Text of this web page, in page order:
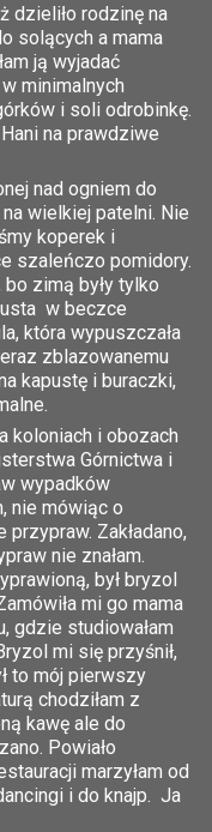
dzieliło rodzinę na
solących a mama
ją wyjadać
minimalnych
i soli odrobinkę.
na prawdziwe
nad ogniem do
wielkiej patelni. Nie
koperek i
szaleńczo pomidory.
bo zimą były tylko
w beczce
która wypuszczała
zblazowanemu
kapustę i buraczki,
koloniach i obozach
Górnictwa i
wypadków
nie mówiąc o
Zakładano,
nie znałam.
był bryzol
mi go mama
gdzie studiowałam
mi się przyśnił,
to mój pierwszy
chodziłam z
kawę ale do
Powiało
marzyłam od
i do knajp. Ja